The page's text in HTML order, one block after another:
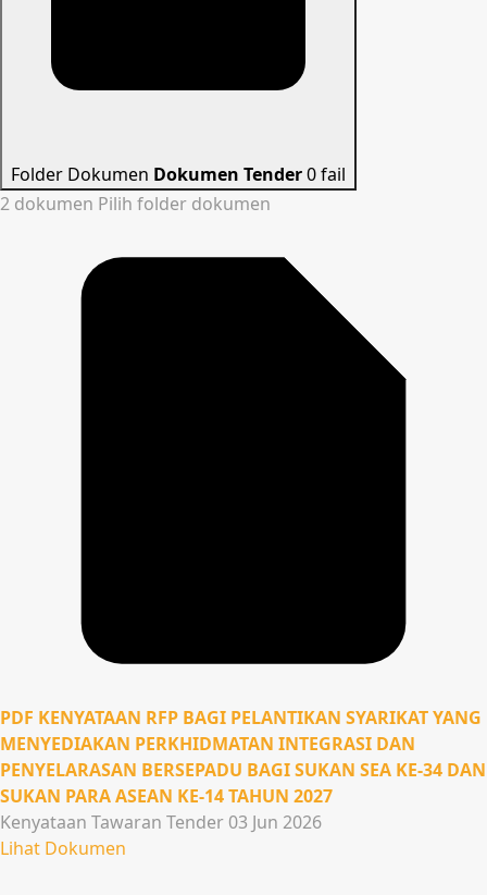
Folder Dokumen Dokumen Tender0 fail
2 dokumen Pilih folder dokumen
PDF KENYATAAN RFP BAGI PELANTIKAN SYARIKAT YANG
MENYEDIAKAN PERKHIDMATAN INTEGRASI DAN
PENYELARASAN BERSEPADU BAGI SUKAN SEA KE-34 DAN
SUKAN PARA ASEAN KE-14 TAHUN 2027
Kenyataan Tawaran Tender 03 Jun 2026
Lihat Dokumen